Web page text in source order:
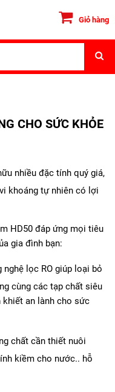
Giỏ hàng
CHO SỨC KHỎE
nhiều đặc tính quý giá,
khoáng tự nhiên có lợi
HD50 đáp ứng mọi tiêu
gia đình bạn:
lọc RO giúp loại bỏ
cùng các tạp chất siêu
an lành cho sức
chất cần thiết nuôi
kiềm cho nước.. hỗ